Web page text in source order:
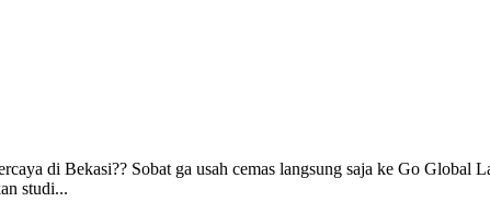
di Bekasi?? Sobat ga usah cemas langsung saja ke Go Global
studi...